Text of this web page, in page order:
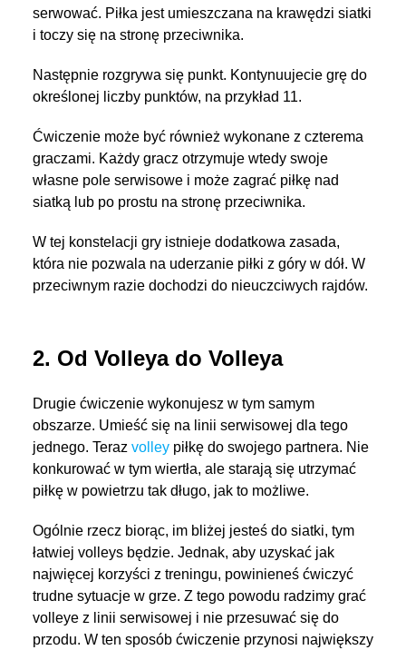
serwować. Piłka jest umieszczana na krawędzi siatki
i toczy się na stronę przeciwnika.
Następnie rozgrywa się punkt. Kontynuujecie grę do
określonej liczby punktów, na przykład 11.
Ćwiczenie może być również wykonane z czterema
graczami. Każdy gracz otrzymuje wtedy swoje
własne pole serwisowe i może zagrać piłkę nad
siatką lub po prostu na stronę przeciwnika.
W tej konstelacji gry istnieje dodatkowa zasada,
która nie pozwala na uderzanie piłki z góry w dół. W
przeciwnym razie dochodzi do nieuczciwych rajdów.
2. Od Volleya do Volleya
Drugie ćwiczenie wykonujesz w tym samym
obszarze. Umieść się na linii serwisowej dla tego
jednego. Teraz volleypiłkę do swojego partnera. Nie
konkurować w tym wiertła, ale starają się utrzymać
piłkę w powietrzu tak długo, jak to możliwe.
Ogólnie rzecz biorąc, im bliżej jesteś do siatki, tym
łatwiej volleys będzie. Jednak, aby uzyskać jak
najwięcej korzyści z treningu, powinieneś ćwiczyć
trudne sytuacje w grze. Z tego powodu radzimy grać
volleye z linii serwisowej i nie przesuwać się do
przodu. W ten sposób ćwiczenie przynosi największy